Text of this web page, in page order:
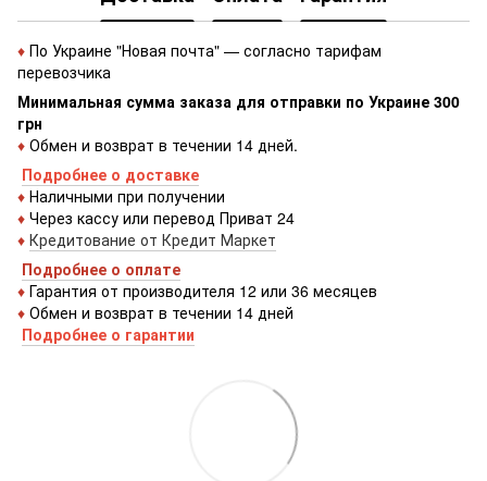
♦ По Украине "Новая почта" — согласно тарифам
перевозчика
Минимальная сумма заказа для отправки по Украине 300
грн
♦ Обмен и возврат в течении 14 дней.
Подробнее о доставке
♦ Наличными при получении
♦ Через кассу или перевод Приват 24
♦ Кредитование от Кредит Маркет
Подробнее о оплате
♦ Гарантия от производителя 12 или 36 месяцев
♦ Обмен и возврат в течении 14 дней
Подробнее о гарантии